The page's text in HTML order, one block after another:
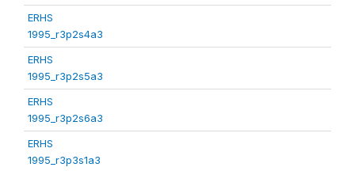
ERHS
1995_r3p2s4a3
ERHS
1995_r3p2s5a3
ERHS
1995_r3p2s6a3
ERHS
1995_r3p3s1a3